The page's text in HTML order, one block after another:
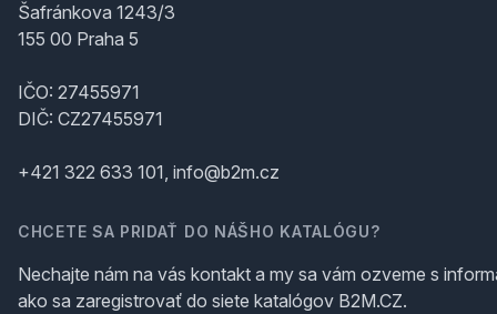
Šafránkova 1243/3
155 00 Praha 5
IČO: 27455971
DIČ: CZ27455971
+421 322 633 101, info@b2m.cz
CHCETE SA PRIDAŤ DO NÁŠHO KATALÓGU?
Nechajte nám na vás kontakt a my sa vám ozveme s
ako sa zaregistrovať do siete katalógov B2M.CZ.